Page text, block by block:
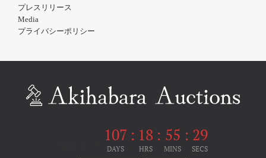
プレスリリース
Media
プライバシーポリシー
107
DAYS
: 18
HRS
: 55
MINS
: 29
SECS